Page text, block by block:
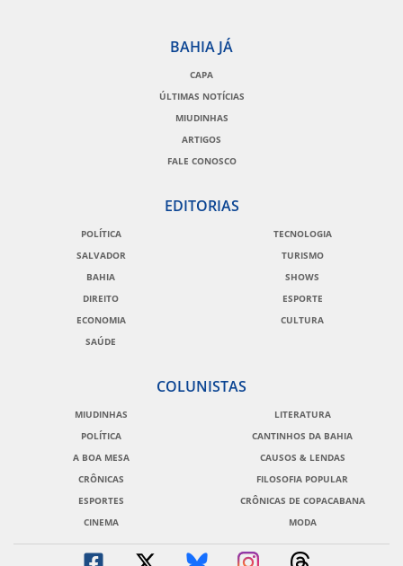
BAHIA JÁ
CAPA
ÚLTIMAS NOTÍCIAS
MIUDINHAS
ARTIGOS
FALE CONOSCO
EDITORIAS
POLÍTICA
SALVADOR
BAHIA
DIREITO
ECONOMIA
SAÚDE
TECNOLOGIA
TURISMO
SHOWS
ESPORTE
CULTURA
COLUNISTAS
MIUDINHAS
POLÍTICA
A BOA MESA
CRÔNICAS
ESPORTES
CINEMA
LITERATURA
CANTINHOS DA BAHIA
CAUSOS & LENDAS
FILOSOFIA POPULAR
CRÔNICAS DE COPACABANA
MODA